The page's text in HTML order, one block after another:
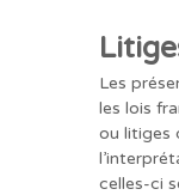
Les
les lois
ou litiges
celles-ci